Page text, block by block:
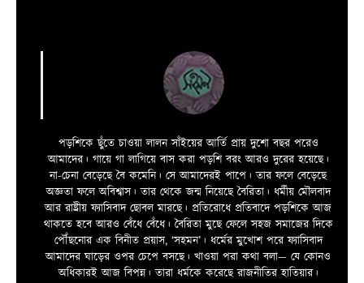
পড়শিকে ছুঁতে চাওয়া লালন সাঁইয়ের আর্তি প্রায় দুশো বছর পরেও
আমাদের। গায়ে গা লাগিয়ে বাস করা পড়শি বরং আরও দুরের হয়েছে।
না-চেনা বেড়েছে বৈ কমেনি। সে আমাদেরই পাপে। তার ফলে বেড়েছে
অজ্ঞতা ফলে অবিশ্বাস। তার থেকে জন্ম নিয়েছে বৈরিতা। ধর্মীয় মৌলবাদ
আর রাষ্ট্রীয় ফ্যাসিবাদ ছোবল মারছে। প্রতিরোধে প্রতিবাদে পড়শিকে আজ
থাকতে হবে আরও বেঁধে বেঁধে। বৈরিতা মুছে ফেলে সহজ সমাজের দিকে
পৌঁছনোর এক বিনীত প্রয়াস, ‘সহমন’। ধর্মের মুখোশ পরে ফ্যাসিবাদ
আমাদের ঘাড়ের ওপর চেপে বসছে। খাওয়া পরা কথা বলা—­­ যে কোনও
অধিকারই আজ বিপন্ন। তারা ধর্মকে করেছে রাজনীতির হাতিয়ার।